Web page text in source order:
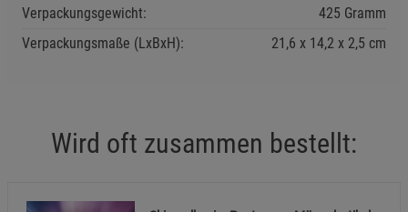
Verpackungsgewicht:
425 Gramm
Verpackungsmaße (LxBxH):
21,6 14,2 2,5 cm
Wird oft zusammen bestellt:
Notwendige Cookies (5)
Beschreibung Notwendige Cookies
Beschreibung Funktionale Cookies